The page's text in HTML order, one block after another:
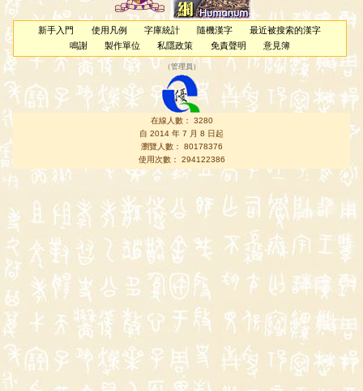
新手入門 使用凡例 字庫統計 隨機漢字
最近被搜索的漢字
鳴謝
製作單位 私隱政策 免責聲明 意見簿
（管理員 ）
在線人數： 3280
自 2014 年 7 月 8 日起
瀏覽人數： 80178376
使用次數： 294122386